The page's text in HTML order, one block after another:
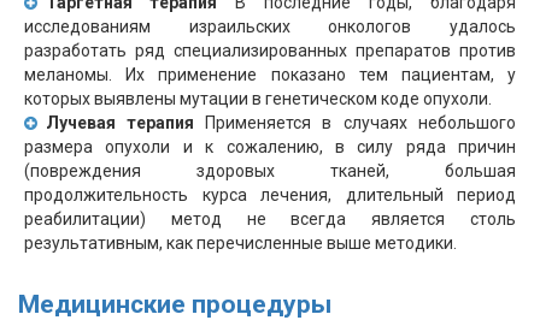
исследованиям израильских онкологов удалось
разработать ряд специализированных препаратов против
меланомы. Их применение показано тем пациентам, у
которых выявлены мутации в генетическом коде опухоли.
Лучевая терапия Применяется в случаях небольшого
размера опухоли и к сожалению, в силу ряда причин
(повреждения здоровых тканей, большая
продолжительность курса лечения, длительный период
реабилитации) метод не всегда является столь
результативным, как перечисленные выше методики.
Медицинские процедуры